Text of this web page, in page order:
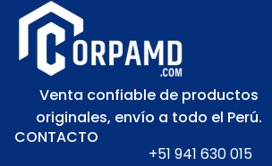
Venta confiable de productos
originales, envío a todo el Perú.
CONTACTO
+51 941 630 015